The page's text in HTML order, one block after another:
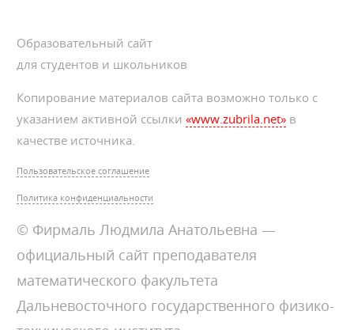
Образовательный сайт
для студентов и школьников
Копирование материалов сайта возможно только с
указанием активной ссылки«www.zubrila.net» в
качестве источника.
Пользовательское соглашение
Политика конфиденциальности
© Фирмаль Людмила Анатольевна —
официальный сайт преподавателя
математического факультета
Дальневосточного государственного физико-